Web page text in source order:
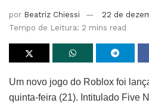
por Beatriz Chiessi
22 de
Tempo de Leitura: 2 mins read
Um novo jogo do Roblox foi
quinta-feira (21). Intitulado Five